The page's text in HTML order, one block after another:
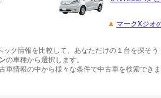
マークXジオ
ク情報を比較して、あなただけの１台を探そう
の車種から選択します。
車情報の中から様々な条件で中古車を検索でき